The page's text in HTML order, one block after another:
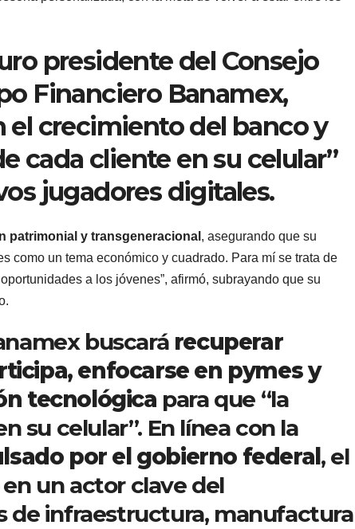
presidente del Consejo
Financiero Banamex,
crecimiento del banco y
cada cliente en su celular”
jugadores digitales.
patrimonial y transgeneracional , asegurando que su
como un tema económico y cuadrado. Para mí se trata de
a los jóvenes”, afirmó, subrayando que su
buscará recuperar
enfocarse en pymes y
tecnológica para que “la
su celular”. En línea con la
por el gobierno federal , el
un actor clave del
de infraestructura, manufactura